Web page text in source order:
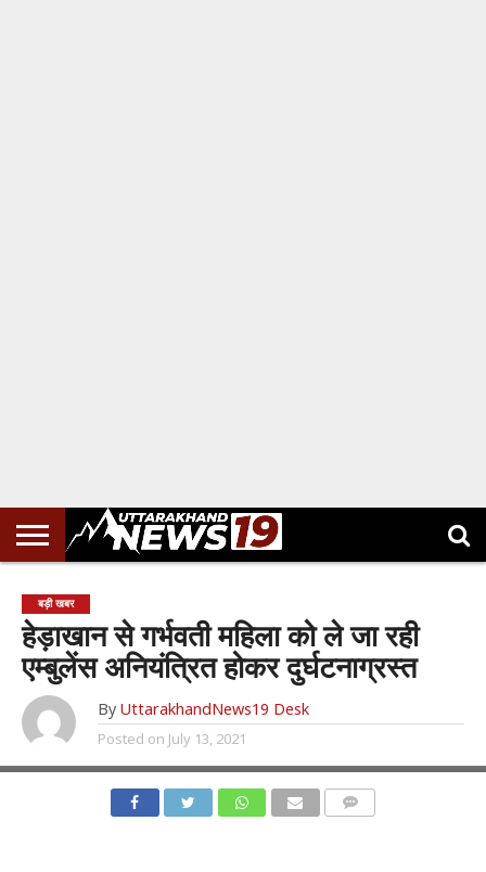
बड़ी खबर
हेड़ाखान से गर्भवती महिला को ले जा रही
एम्बुलेंस अनियंत्रित होकर दुर्घटनाग्रस्त
By UttarakhandNews19 Desk
Posted on July 13, 2021